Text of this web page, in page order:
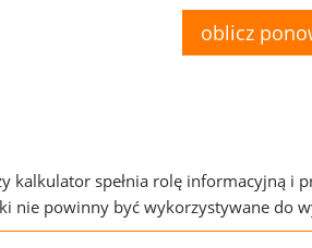
oblicz
kalkulator spełnia rolę informacyjną i
nie powinny być wykorzystywane do